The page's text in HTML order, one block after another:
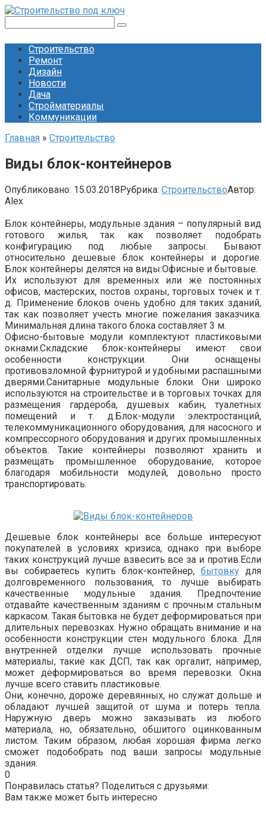
Перейти
контенту
Строительство
Ремонт
Дизайн
Новости
Дача
Стройматериалы
Коммуникации
Главная » Строительство
Виды блок-контейнеров
Опубликовано: 15.03.2018Рубрика: СтроительствоАвтор:
Alex
Блок контейнеры, модульные здания – популярный вид
готового жилья, так как позволяет подобрать
конфигурацию под любые запросы. Бывают
относительно дешевые блок контейнеры и дорогие.
Блок контейнеры делятся на виды:Офисные и бытовые.
Их используют для временных или же постоянных
офисов, мастерских, постов охраны, торговых точек и т.
д. Применение блоков очень удобно для таких зданий,
так как позволяет учесть многие пожелания заказчика.
Минимальная длина такого блока составляет 3 м.
Офисно-бытовые модули комплектуют пластиковыми
окнами.Складские блок-контейнеры имеют свои
особенности конструкции. Они оснащены
противовзломной фурнитурой и удобными распашными
дверями.Санитарные модульные блоки. Они широко
используются на строительстве и в торговых точках для
размещения гардероба, душевых кабин, туалетных
помещений и т. д.Блок-модули электростанций,
телекоммуникационного оборудования, для насосного и
компрессорного оборудования и других промышленных
объектов. Такие контейнеры позволяют хранить и
размещать промышленное оборудование, которое
благодаря мобильности модулей, довольно просто
транспортировать.
Дешевые блок контейнеры все больше интересуют
покупателей в условиях кризиса, однако при выборе
таких конструкций лучше взвесить все за и против.Если
вы собираетесь купить блок-контейнер, бытовку для
долговременного пользования, то лучше выбирать
качественные модульные здания. Предпочтение
отдавайте качественным зданиям с прочным стальным
каркасом. Такая бытовка не будет деформироваться при
длительных перевозках. Нужно обращать внимание и на
особенности конструкции стен модульного блока. Для
внутренней отделки лучше использовать прочные
материалы, такие как ДСП, так как оргалит, например,
может деформироваться во время перевозки. Окна
лучше всего ставить пластиковые.
Они, конечно, дороже деревянных, но служат дольше и
обладают лучшей защитой от шума и потерь тепла.
Наружную дверь можно заказывать из любого
материала, но, обязательно, обшитого оцинкованным
листом. Таким образом, любая хорошая фирма легко
сможет подобобрать под ваши запросы модульные
здания.
0
Понравилась статья? Поделиться с друзьями:
Вам также может быть интересно